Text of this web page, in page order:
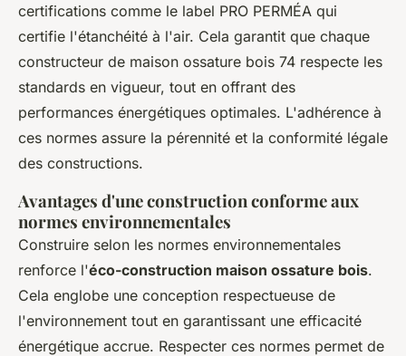
certifications comme le label PRO PERMÉA qui
certifie l'étanchéité à l'air. Cela garantit que chaque
constructeur de maison ossature bois 74 respecte les
standards en vigueur, tout en offrant des
performances énergétiques optimales. L'adhérence à
ces normes assure la pérennité et la conformité légale
des constructions.
Avantages d'une construction conforme aux
normes environnementales
Construire selon les normes environnementales
renforce l'éco-construction maison ossature bois.
Cela englobe une conception respectueuse de
l'environnement tout en garantissant une efficacité
énergétique accrue. Respecter ces normes permet de